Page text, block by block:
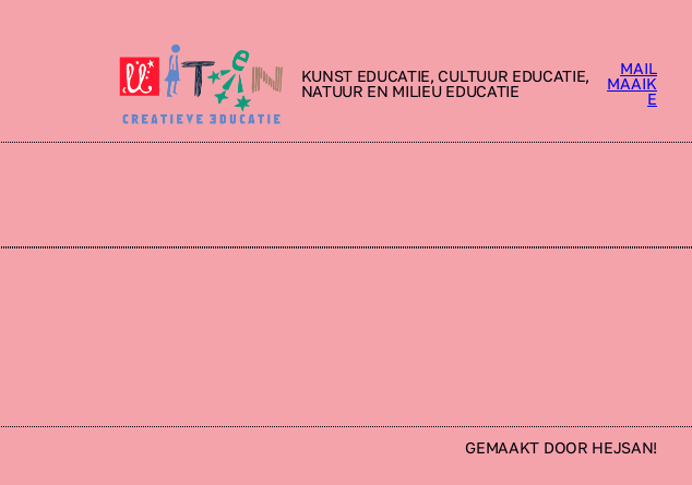
KUNST EDUCATIE, CULTUUR EDUCATIE,
NATUUR EN MILIEU EDUCATIE
MAIL
MAAIK
E
GEMAAKT DOOR HEJSAN!